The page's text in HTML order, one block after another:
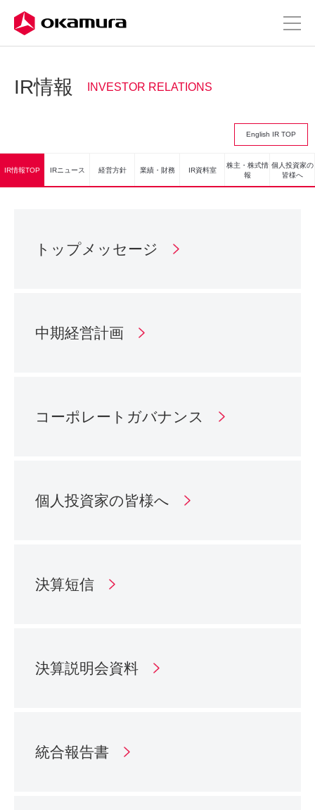
IR情報 INVESTOR RELATIONS
English IR TOP
IR情報TOP IRニュース 経営方針 業績・財務 IR資料室
株主・株式情
報
個人投資家の
皆様へ
トップメッセージ
中期経営計画
コーポレート ガバナンス
個人投資家の皆様へ
決算短信
決算説明会資料
統合報告書